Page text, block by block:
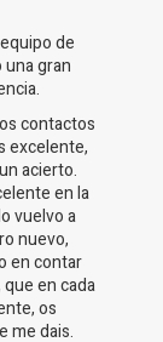
de
una gran
contactos
excelente,
acierto.
en la
vuelvo a
nuevo,
en contar
en cada
os
me dais.